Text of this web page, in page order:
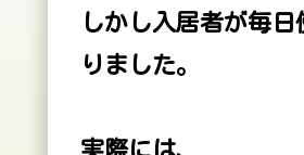
しかし入居者が毎
りました。
実際には、